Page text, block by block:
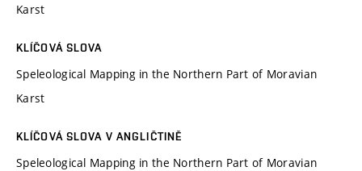
Karst
KLÍČOVÁ SLOVA
Speleological Mapping in the Northern Part of Moravian
Karst
KLÍČOVÁ SLOVA V ANGLIČTINĚ
Speleological Mapping in the Northern Part of Moravian